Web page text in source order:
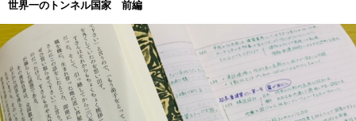
世界一のトンネル国家 前編